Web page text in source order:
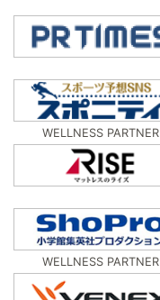
WELLNESS PARTNER
WELLNESS PARTNER